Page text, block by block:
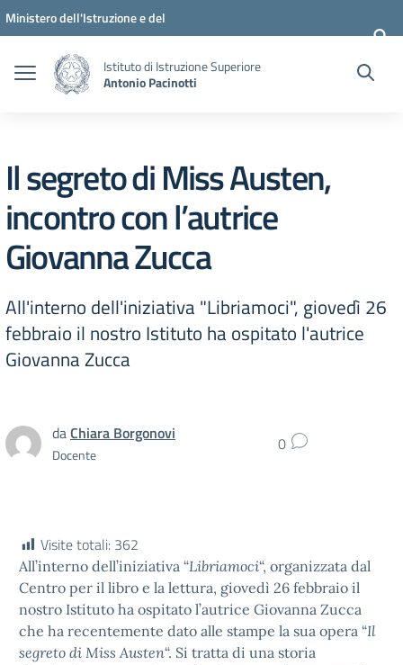
Vai ai contenuti
Vai al menu di navigazione
Vai al footer
Ministero dell'Istruzione e del
Istituto di Istruzione Superiore
Antonio Pacinotti
Il segreto di Miss Austen,
incontro con l’autrice
Giovanna Zucca
All'interno dell'iniziativa "Libriamoci", giovedì 26
febbraio il nostro Istituto ha ospitato l'autrice
Giovanna Zucca
daChiara Borgonovi
Docente 0
Visite totali: 362
All’interno dell’iniziativa “Libriamoci“, organizzata dal
Centro per il libro e la lettura, giovedì 26 febbraio il
nostro Istituto ha ospitato l’autrice Giovanna Zucca
che ha recentemente dato alle stampe la sua opera “Il
segreto di Miss Austen“. Si tratta di una storia